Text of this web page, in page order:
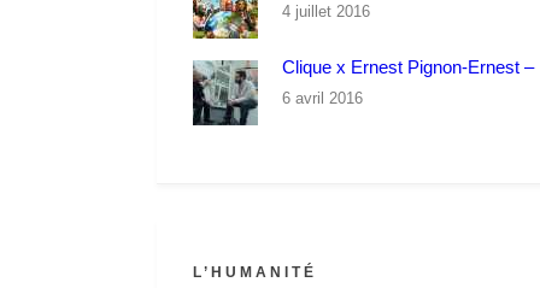
4 juillet 2016
Clique x Ernest Pignon-Ernest
6 avril 2016
L’HUMANITÉ